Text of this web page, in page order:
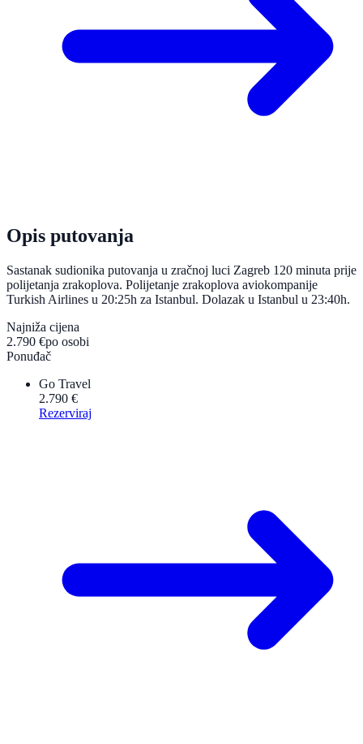
Opis putovanja
Sastanak sudionika putovanja u zračnoj luci Zagreb 120 minuta prije
polijetanja zrakoplova. Polijetanje zrakoplova aviokompanije
Turkish Airlines u 20:25h za Istanbul. Dolazak u Istanbul u 23:40h.
Najniža cijena
2.790 €po osobi
Ponuđač
Go Travel
2.790 €
Rezerviraj